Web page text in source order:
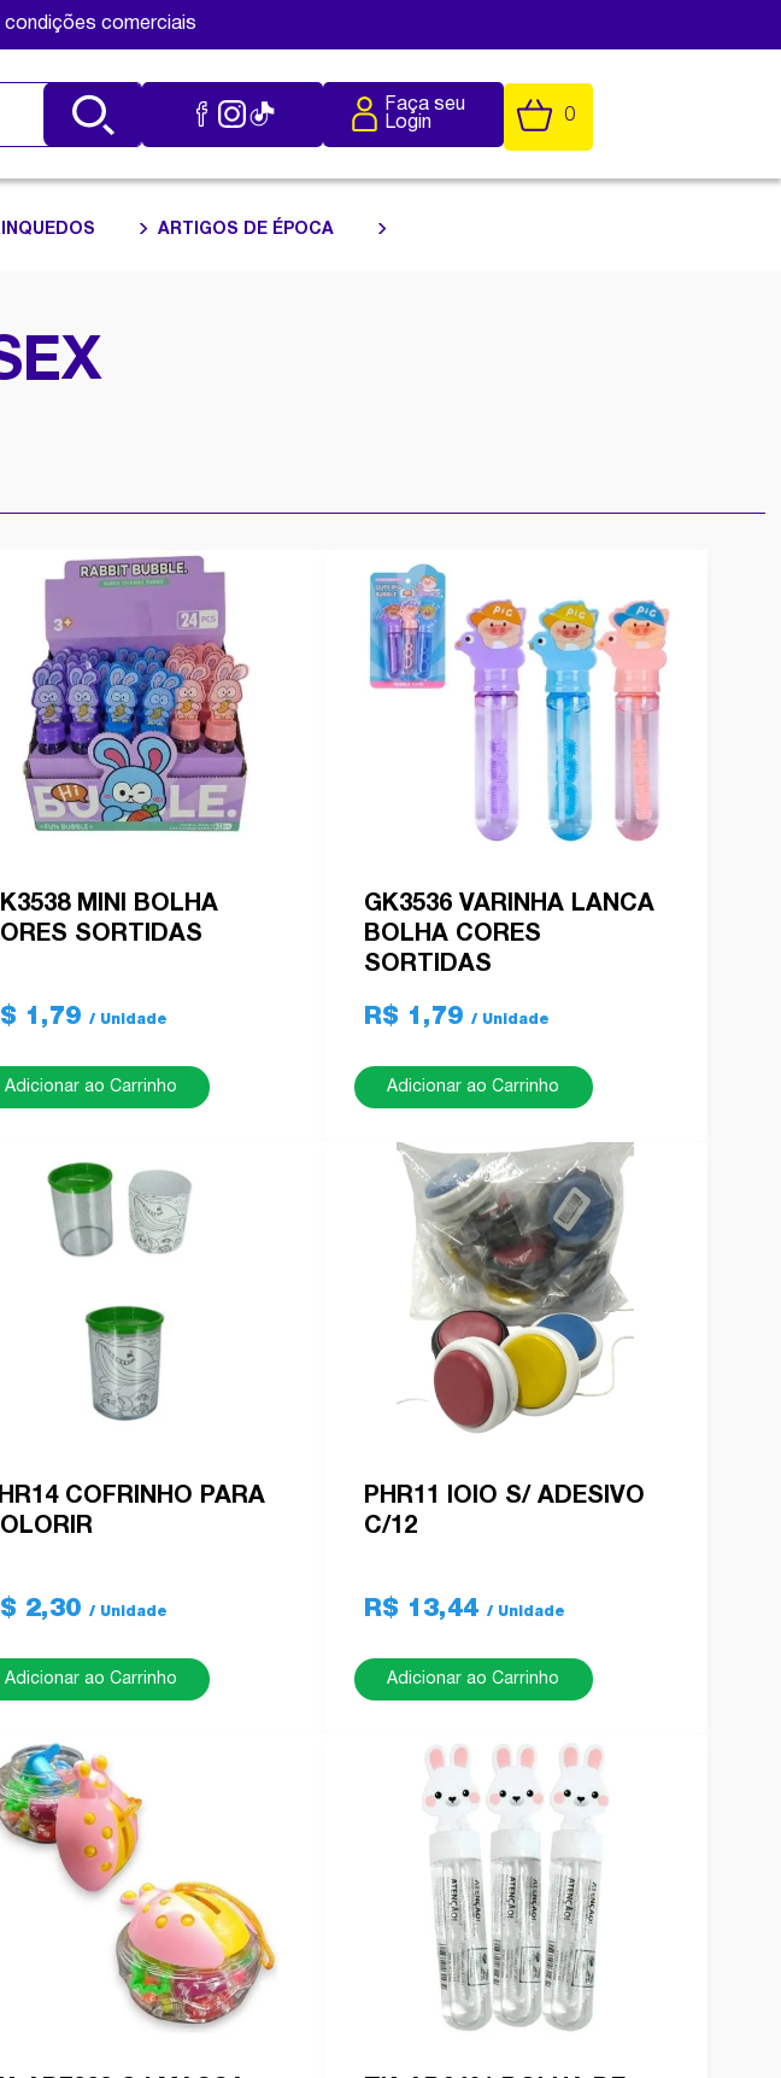
comerciais
Faça seu
Login
0
ARTIGOS DE ÉPOCA
MINI BOLHA
SORTIDAS
1,79
Adicionar ao Carrinho
GK3536 VARINHA LANCA
BOLHA CORES
SORTIDAS
R$ 1,79
Adicionar ao Carrinho
COFRINHO PARA
2,30
Adicionar ao Carrinho
PHR11 IOIO S/ ADESIVO
C/12
R$ 13,44
Adicionar ao Carrinho